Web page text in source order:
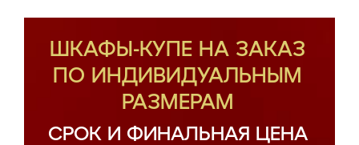
ШКАФЫ-КУПЕ НА ЗАКАЗ
ПО ИНДИВИДУАЛЬНЫМ
РАЗМЕРАМ
СРОК И ФИНАЛЬНАЯ ЦЕНА